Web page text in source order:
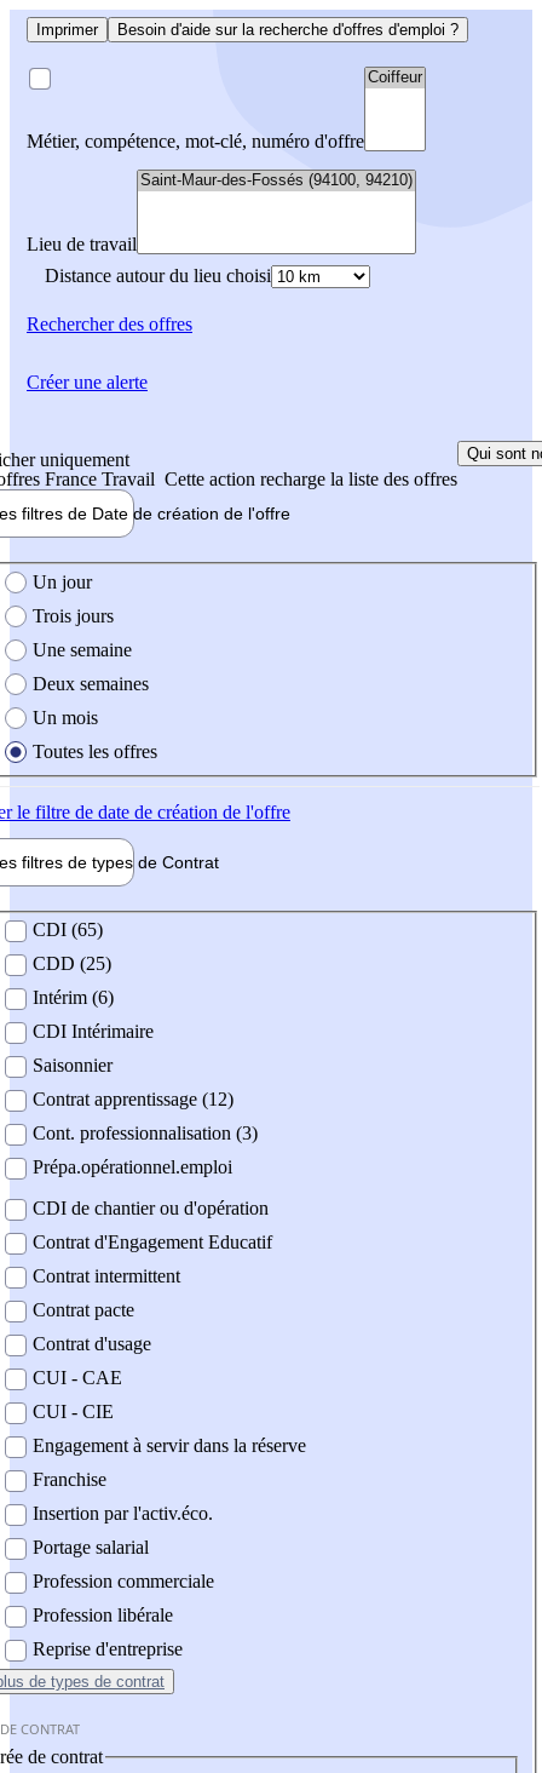
Imprimer Besoin d'aide sur la recherche d'offres d'emploi ?
Métier, compétence, mot-clé, numéro d'offre
Lieu de travail
Distance autour du lieu choisi
Rechercherdes offres
uniquement
France Travail Cette action recharge la liste des offres
Qui sont
filtres de Date de création de l'offre
création de l'offre
Un jour
Trois jours
Une semaine
Deux semaines
Un mois
Toutes les offres
le filtre de date de création de l'offre
filtres de types de Contrat
contrat
CDI (65)
CDD (25)
Intérim (6)
CDI Intérimaire
Saisonnier
Contrat apprentissage (12)
Cont. professionnalisation (3)
Prépa.opérationnel.emploi
CDI de chantier ou d'opération
Contrat d'Engagement Educatif
Contrat intermittent
Contrat pacte
Contrat d'usage
CUI - CAE
CUI - CIE
Engagement à servir dans la réserve
Franchise
Insertion par l'activ.éco.
Portage salarial
Profession commerciale
Profession libérale
Reprise d'entreprise
de types de contrat
CONTRAT
de contrat
Créer une alerte